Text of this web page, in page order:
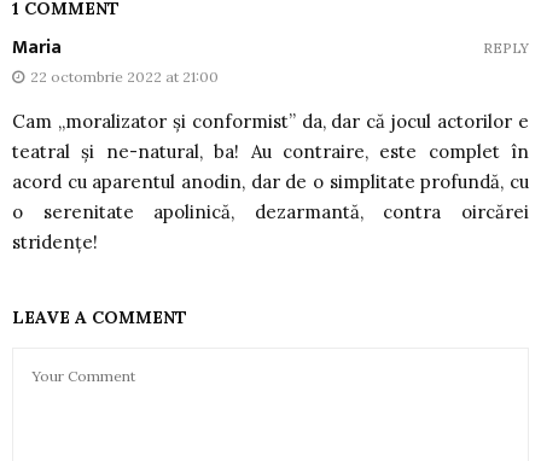
1 COMMENT
Maria
22 octombrie 2022 at 21:00
Cam „moralizator și conformist” da, dar că jocul actorilor e
teatral și ne-natural, ba! Au contraire, este complet în
acord cu aparentul anodin, dar de o simplitate profundă, cu
o serenitate apolinică, dezarmantă, contra oircărei
stridențe!
REPLY
LEAVE A COMMENT